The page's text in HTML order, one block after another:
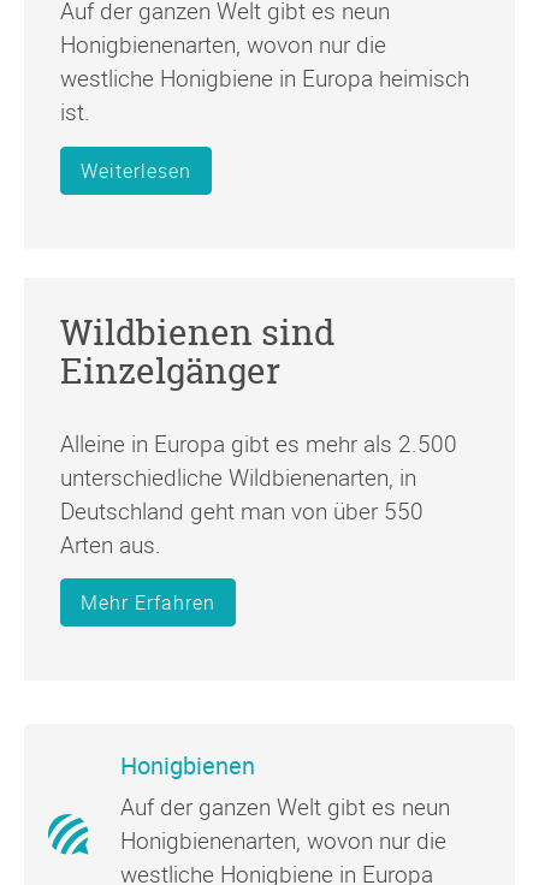
Auf der ganzen Welt gibt es neun
Honigbienenarten, wovon nur die
westliche Honigbiene in Europa heimisch
ist.
Weiterlesen
Wildbienen sind
Einzelgänger
Alleine in Europa gibt es mehr als 2.500
unterschiedliche Wildbienenarten, in
Deutschland geht man von über 550
Arten aus.
Mehr Erfahren
Honigbienen
Auf der ganzen Welt gibt es neun
Honigbienenarten, wovon nur die
westliche Honigbiene in Europa